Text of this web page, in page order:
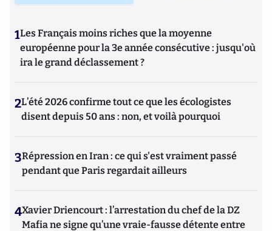
1Les Français moins riches que la moyenne
européenne pour la 3e année consécutive : jusqu'où
ira le grand déclassement ?
2L’été 2026 confirme tout ce que les écologistes
disent depuis 50 ans : non, et voilà pourquoi
3Répression en Iran : ce qui s'est vraiment passé
pendant que Paris regardait ailleurs
4Xavier Driencourt : l’arrestation du chef de la DZ
Mafia ne signe qu’une vraie-fausse détente entre